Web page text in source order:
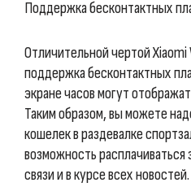
Поддержка бесконтактных
Отличительной чертой
поддержка бесконтактных
экране часов могут
Таким образом, вы можете
кошелек в раздевалке
возможность расплачиваться
связи и в курсе всех новостей.